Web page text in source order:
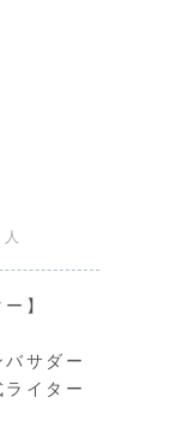
】
サダー
イター